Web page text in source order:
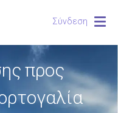
Σύνδεση
προς